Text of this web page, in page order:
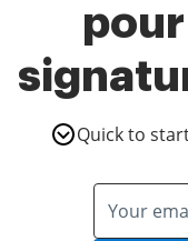
Quick to